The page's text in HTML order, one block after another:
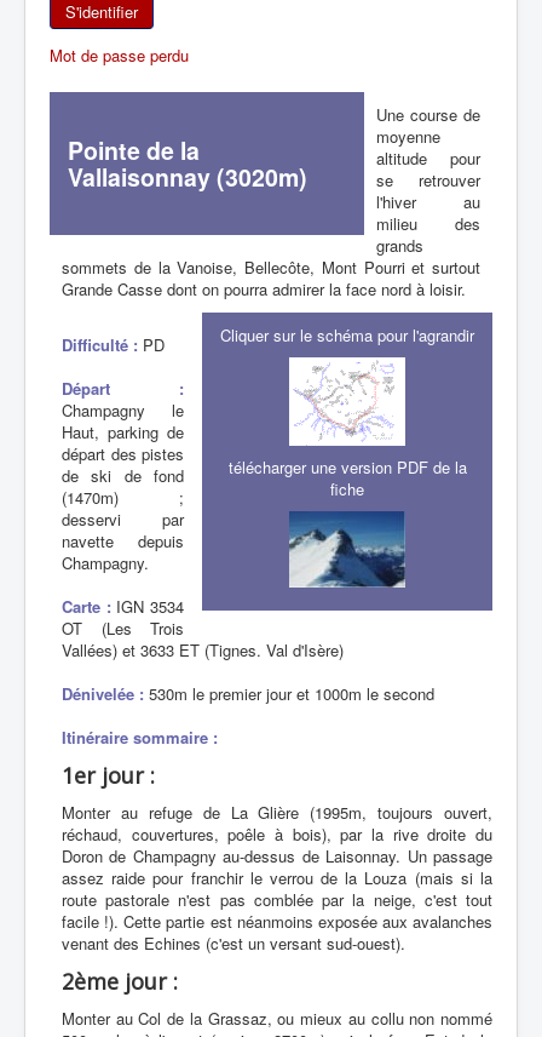
RANDONNÉE SPORTIVE
S'identifier
Mot de passe perdu
Pointe de la
Vallaisonnay (3020m)
Une course de
moyenne
altitude pour
se retrouver
l'hiver au
milieu des
grands
sommets de la Vanoise, Bellecôte, Mont Pourri et surtout
Grande Casse dont on pourra admirer la face nord à loisir.
Cliquer sur le schéma pour l'agrandir
télécharger une version PDF de la
fiche
Difficulté : PD
Départ :
Champagny le
Haut, parking de
départ des pistes
de ski de fond
(1470m) ;
desservi par
navette depuis
Champagny.
Carte : IGN 3534
OT (Les Trois
Vallées) et 3633 ET (Tignes. Val d'Isère)
Dénivelée : 530m le premier jour et 1000m le second
Itinéraire sommaire :
1er jour :
Monter au refuge de La Glière (1995m, toujours ouvert,
réchaud, couvertures, poêle à bois), par la rive droite du
Doron de Champagny au-dessus de Laisonnay. Un passage
assez raide pour franchir le verrou de la Louza (mais si la
route pastorale n'est pas comblée par la neige, c'est tout
facile !). Cette partie est néanmoins exposée aux avalanches
venant des Echines (c'est un versant sud-ouest).
2ème jour :
Monter au Col de la Grassaz, ou mieux au collu non nommé